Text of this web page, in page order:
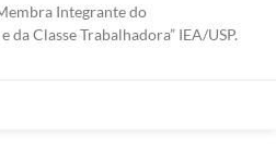
Integrante do
da Classe Trabalhadora” IEA/USP.